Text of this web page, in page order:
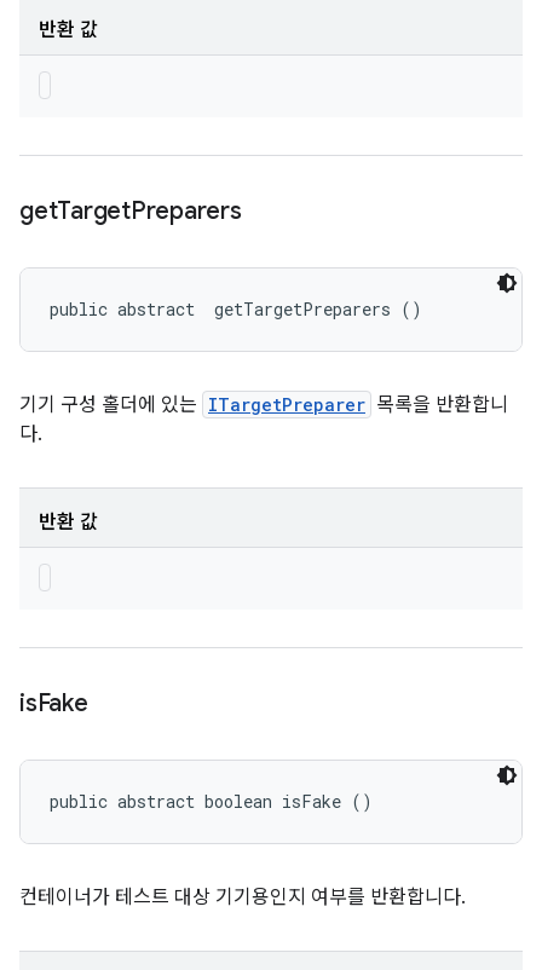
반환 값
getTargetPreparers
public abstract getTargetPreparers ()
기기 구성 홀더에 있는 ITargetPreparer 목록을 반환합니
다.
반환 값
isFake
public abstract boolean isFake ()
컨테이너가 테스트 대상 기기용인지 여부를 반환합니다.